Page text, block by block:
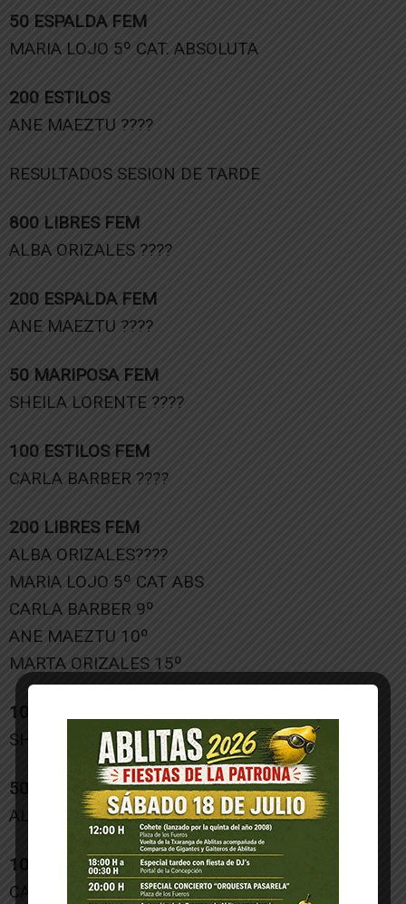
50 ESPALDA FEM
MARIA LOJO 5º CAT. ABSOLUTA
200 ESTILOS
ANE MAEZTU ????
RESULTADOS SESION DE TARDE
800 LIBRES FEM
ALBA ORIZALES ????
200 ESPALDA FEM
ANE MAEZTU ????
50 MARIPOSA FEM
SHEILA LORENTE ????
100 ESTILOS FEM
CARLA BARBER ????
200 LIBRES FEM
ALBA ORIZALES????
MARIA LOJO 5º CAT ABS
CARLA BARBER 9º
ANE MAEZTU 10º
MARTA ORIZALES 15º
100 MARIPOSA FEM
SHEILA LORENTE ????
50 LIBRES FEM
ALBA ORIZALES 5º
100 ESPALDA FEM
CARLA BARBER ????